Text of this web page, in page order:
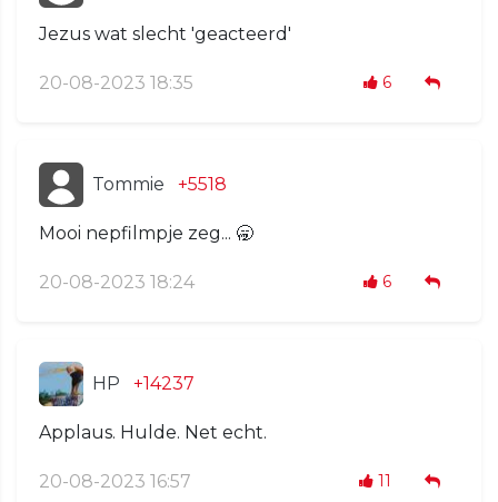
Jezus wat slecht 'geacteerd'
20-08-2023 18:35 6
Tommie +5518
Mooi nepfilmpje zeg... 🥱
20-08-2023 18:24 6
HP +14237
Applaus. Hulde. Net echt.
20-08-2023 16:57 11